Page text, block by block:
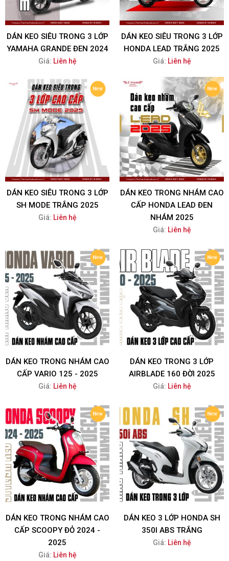
DÁN KEO SIÊU TRONG 3 LỚP
YAMAHA GRANDE ĐEN 2024
Giá: Liên hệ
DÁN KEO SIÊU TRONG 3 LỚP
HONDA LEAD TRẮNG 2025
Giá: Liên hệ
DÁN KEO SIÊU TRONG 3 LỚP
SH MODE TRẮNG 2025
Giá: Liên hệ
DÁN KEO TRONG NHÁM CAO
CẤP HONDA LEAD ĐEN
NHÁM 2025
Giá: Liên hệ
DÁN KEO TRONG NHÁM CAO
CẤP VARIO 125 - 2025
Giá: Liên hệ
DÁN KEO TRONG 3 LỚP
AIRBLADE 160 ĐỜI 2025
Giá: Liên hệ
DÁN KEO TRONG NHÁM CAO
CẤP SCOOPY ĐỎ 2024 -
2025
Giá: Liên hệ
DÁN KEO 3 LỚP HONDA SH
350I ABS TRẮNG
Giá: Liên hệ